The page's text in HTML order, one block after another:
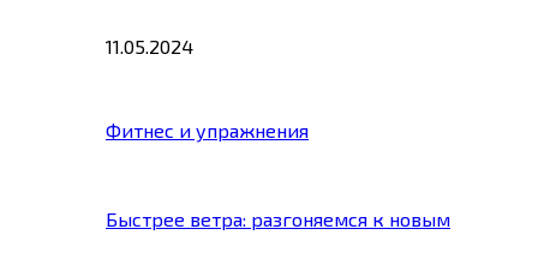
11.05.2024
Фитнес и упражнения
Быстрее ветра: разгоняемся к новым